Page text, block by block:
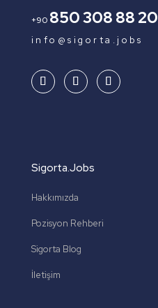
+90 850 308 88 20
info@sigorta.jobs
Sigorta.Jobs
Hakkımızda
Pozisyon Rehberi
Sigorta Blog
İletişim